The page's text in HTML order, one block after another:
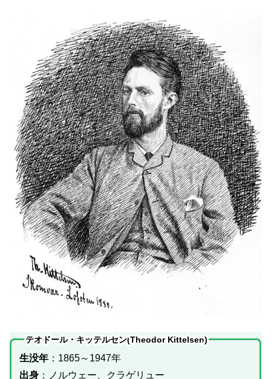
テオドール・キッテルセン(Theodor Kittelsen)
生没年：1865～1947年
出身：ノルウェー、クラゲリュー